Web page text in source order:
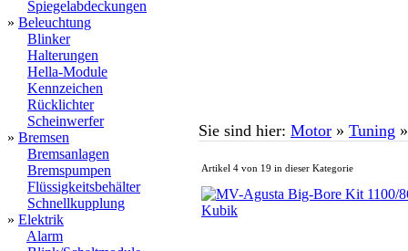
Spiegelabdeckungen
» Beleuchtung
Blinker
Halterungen
Hella-Module
Kennzeichen
Rücklichter
Scheinwerfer
» Bremsen
Bremsanlagen
Bremspumpen
Flüssigkeitsbehälter
Schnellkupplung
» Elektrik
Alarm
Sie sind hier: Motor » Tuning
Artikel 4 von 19 in dieser Kategorie